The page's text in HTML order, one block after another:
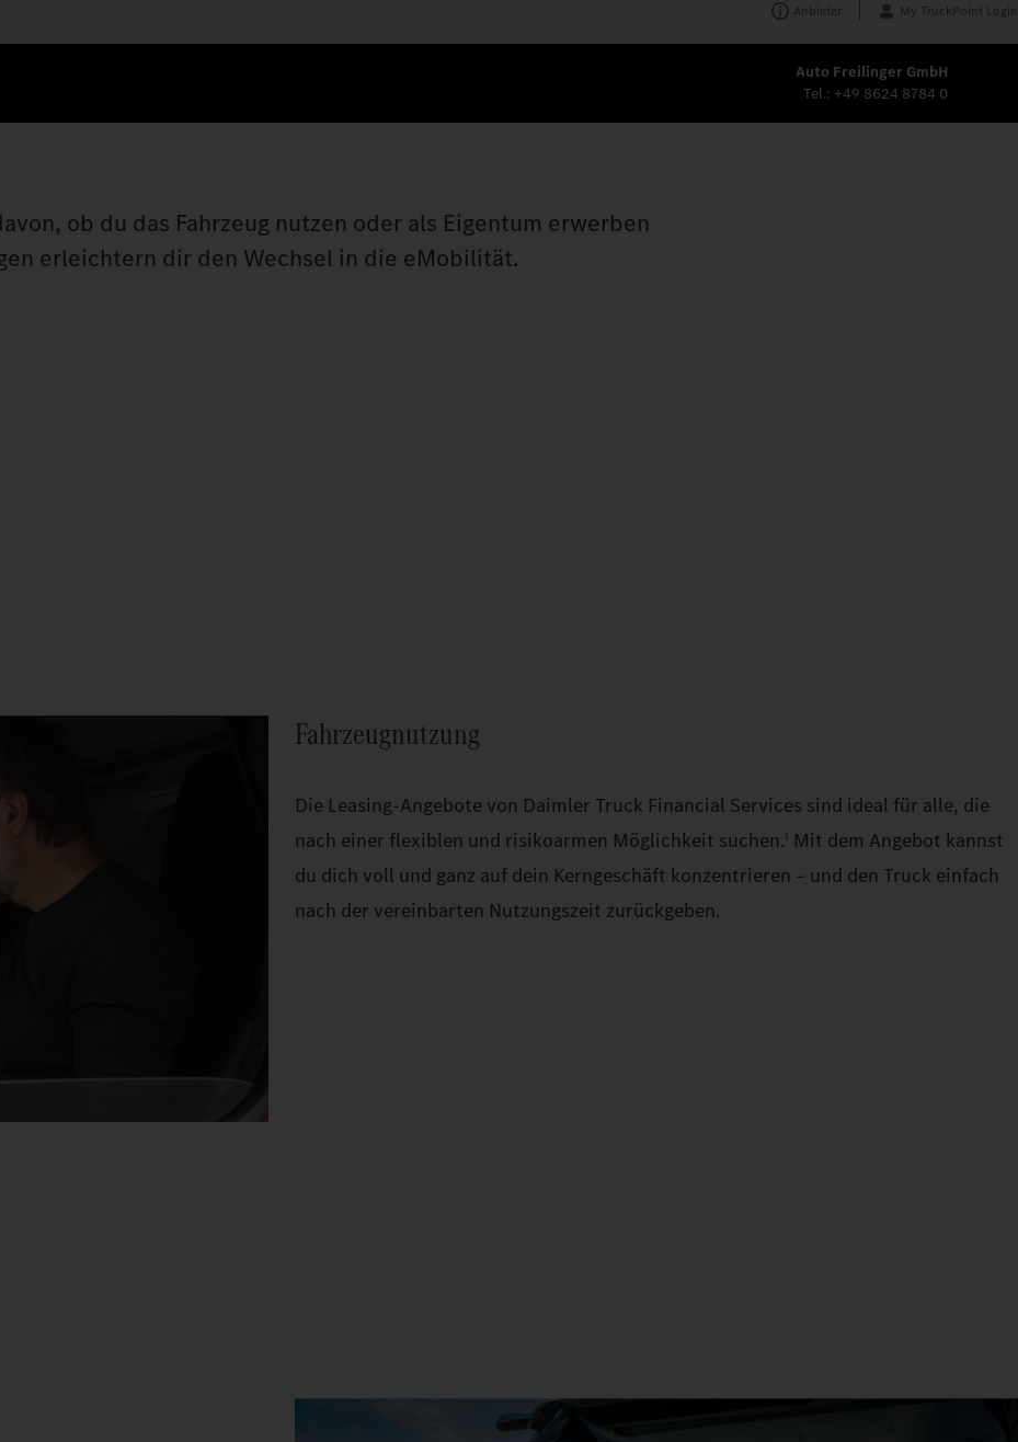
Anbieter My TruckPoint Login
Auto Freilinger GmbH
Tel.: +49 8624 8784 0
ob du das Fahrzeug nutzen oder als Eigentum erwerben
erleichtern dir den Wechsel in die eMobilität.
Fahrzeugnutzung
Die Leasing-Angebote von Daimler Truck Financial Services sind ideal für alle, die
nach einer flexiblen und risikoarmen Möglichkeit suchen.1 Mit dem Angebot kannst
du dich voll und ganz auf dein Kerngeschäft konzentrieren – und den Truck einfach
nach der vereinbarten Nutzungszeit zurückgeben.